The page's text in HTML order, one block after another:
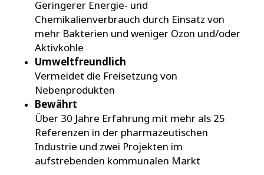
Geringerer Energie- und
Chemikalienverbrauch durch Einsatz von
mehr Bakterien und weniger Ozon und/oder
Aktivkohle
Umweltfreundlich
Vermeidet die Freisetzung von
Nebenprodukten
Bewährt
Über 30 Jahre Erfahrung mit mehr als 25
Referenzen in der pharmazeutischen
Industrie und zwei Projekten im
aufstrebenden kommunalen Markt